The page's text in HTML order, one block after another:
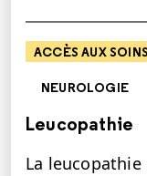
ACCÈS AUX SOINS
NEUROLOGIE
Leucopathie
La